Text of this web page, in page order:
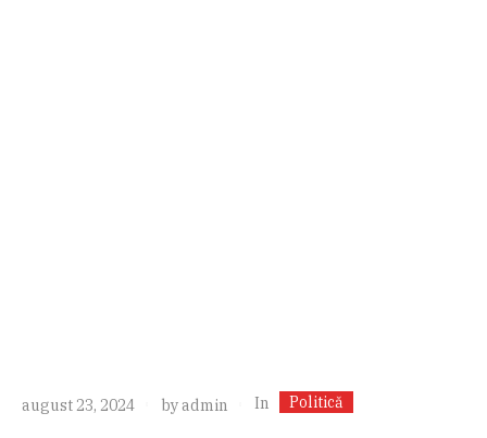
august 23, 2024 byadmin In Politică